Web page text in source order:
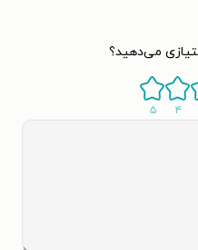
می‌دهید؟
۴ ۵